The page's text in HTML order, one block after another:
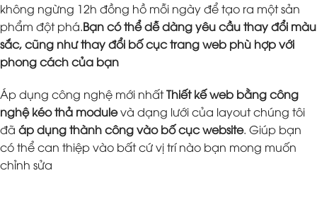
không ngừng 12h đồng hồ mỗi ngày để tạo ra một sản
phẩm đột phá.Bạn có thể dễ dàng yêu cầu thay đổi màu
sắc, cũng như thay đổi bố cục trang web phù hợp với
phong cách của bạn
Áp dụng công nghệ mới nhấtThiết kế web bằng công
nghệ kéo thả modulevà dạng lưới của layout chúng tôi
đã áp dụng thành công vào bố cục website. Giúp bạn
có thể can thiệp vào bất cứ vị trí nào bạn mong muốn
chỉnh sửa